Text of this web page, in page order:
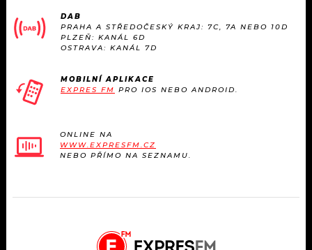
DAB
PRAHA A STŘEDOČESKÝ KRAJ: 7C, 7A NEBO 10D
PLZEŇ: KANÁL 6D
OSTRAVA: KANÁL 7D
MOBILNÍ APLIKACE
EXPRES FM PRO IOS NEBO ANDROID.
ONLINE NA
WWW.EXPRESFM.CZ
NEBO PŘÍMO NA SEZNAMU.